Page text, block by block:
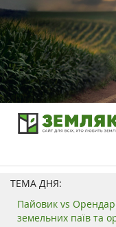
ТЕМА ДНЯ:
Пайовик vs
земельних паїв та